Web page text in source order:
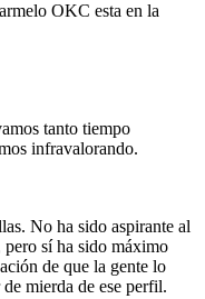
OKC esta en la
tanto tiempo
infravalorando.
No ha sido aspirante al
sí ha sido máximo
de que la gente lo
mierda de ese perfil.